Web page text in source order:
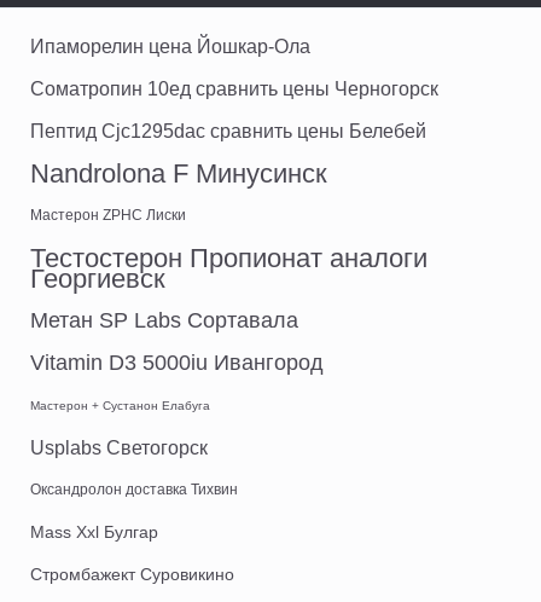
Ипаморелин цена Йошкар-Ола
Cоматропин 10ед сравнить цены Черногорск
Пептид Cjc1295dac сравнить цены Белебей
Nandrolona F Минусинск
Мастерон ZPHC Лиски
Тестостерон Пропионат аналоги
Георгиевск
Метан SP Labs Сортавала
Vitamin D3 5000iu Ивангород
Мастерон + Сустанон Елабуга
Usplabs Светогорск
Оксандролон доставка Тихвин
Mass Xxl Булгар
Стромбажект Суровикино